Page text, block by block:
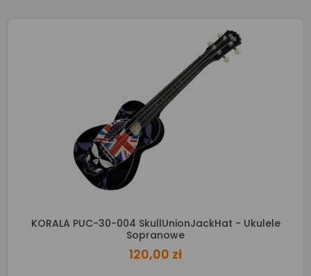
KORALA PUC-30-004 SkullUnionJackHat - Ukulele
Sopranowe
120,00 zł